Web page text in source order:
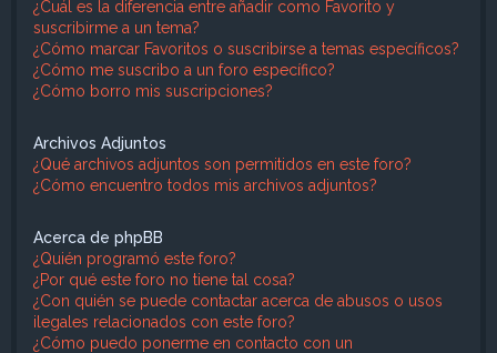
¿Cuál es la diferencia entre añadir como Favorito y
suscribirme a un tema?
¿Cómo marcar Favoritos o suscribirse a temas específicos?
¿Cómo me suscribo a un foro específico?
¿Cómo borro mis suscripciones?
Archivos Adjuntos
¿Qué archivos adjuntos son permitidos en este foro?
¿Cómo encuentro todos mis archivos adjuntos?
Acerca de phpBB
¿Quién programó este foro?
¿Por qué este foro no tiene tal cosa?
¿Con quién se puede contactar acerca de abusos o usos
ilegales relacionados con este foro?
¿Cómo puedo ponerme en contacto con un